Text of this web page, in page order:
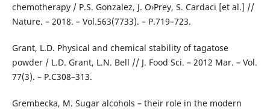
chemotherapy / P.S. Gonzalez, J. O›Prey, S. Cardaci [et al.] //
Nature. – 2018. – Vol.563(7733). – Р.719–723.
Grant, L.D. Physical and chemical stability of tagatose
powder / L.D. Grant, L.N. Bell // J. Food Sci. – 2012 Mar. – Vol.
77(3). – Р.C308–313.
Grembecka, M. Sugar alcohols – their role in the modern